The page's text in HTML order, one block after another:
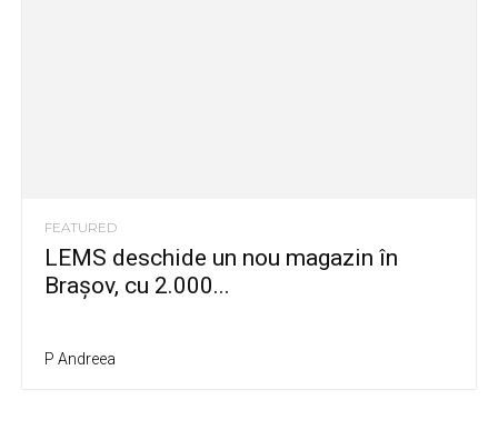
FEATURED
LEMS deschide un nou magazin în
Brașov, cu 2.000...
P Andreea